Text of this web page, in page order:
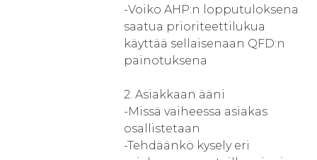
-Voiko AHP:n lopputuloksena
saatua prioriteettilukua
käyttää sellaisenaan QFD:n
painotuksena
2. Asiakkaan ääni
-Missä vaiheessa asiakas
osallistetaan
-Tehdäänkö kysely eri